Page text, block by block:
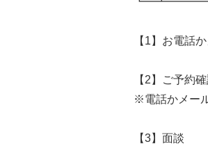
【1】お電話
【2】ご予約
※電話かメー
【3】面談